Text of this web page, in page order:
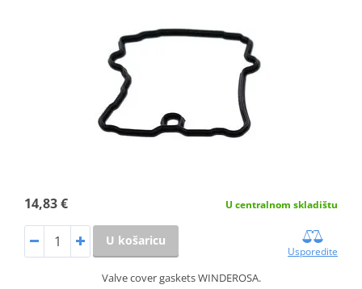
14,83 € U centralnom skladištu
U košaricu
Usporedite
Valve cover gaskets WINDEROSA.